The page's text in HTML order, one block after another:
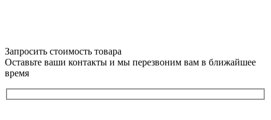
Запросить стоимость товара
Оставьте ваши контакты и мы перезвоним вам в ближайшее
время